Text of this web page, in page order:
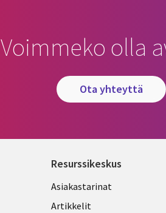
Voimmeko olla
ota yhteyttä
Resurssikeskus
Library
Links
Asiakastarinat
Artikkelit